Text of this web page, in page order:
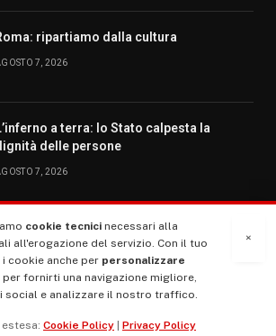
ripartiamo dalla cultura
7, 2026
a terra: lo Stato calpesta la
delle persone
7, 2026
×
cookie tecnici necessari alla
all'erogazione del servizio. Con il tuo
cookie anche per personalizzare
per fornirti una navigazione migliore,
social e analizzare il nostro traffico.
Cookie Policy Privacy Policy